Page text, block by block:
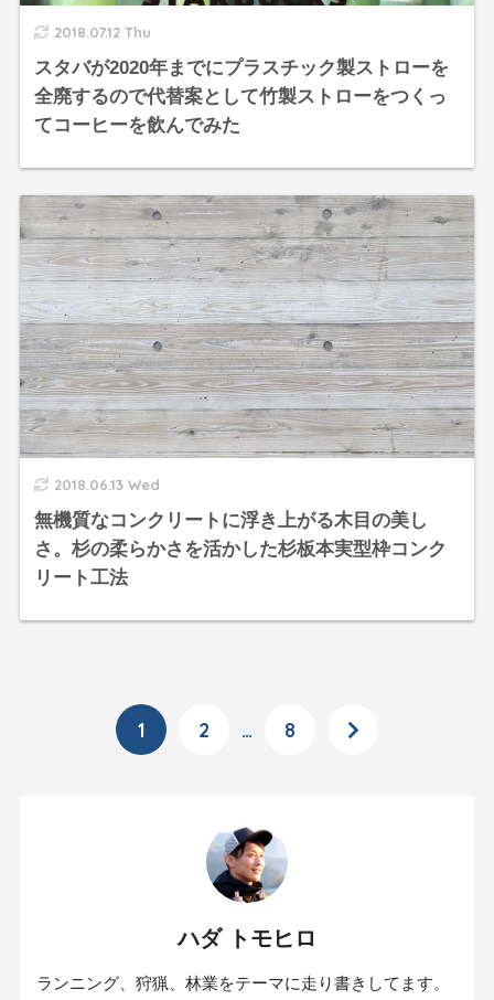
2018.07.12 Thu
スタバが2020年までにプラスチック製ストローを
全廃するので代替案として竹製ストローをつくっ
てコーヒーを飲んでみた
2018.06.13 Wed
無機質なコンクリートに浮き上がる木目の美し
さ。杉の柔らかさを活かした杉板本実型枠コンク
リート工法
1 2 … 8
ハダ トモヒロ
ランニング、狩猟、林業をテーマに走り書きしてます。